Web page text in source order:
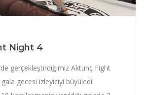
Night 4
gerçekleştirdiğimiz Aktunç Fight
gecesi izleyiciyi büyüledi.